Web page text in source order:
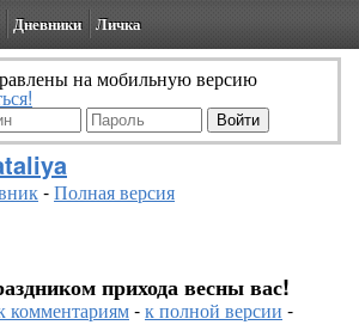
Дневники Личка
на мобильную версию
-Полная версия
прихода весны вас!
комментариям-к полной версии -